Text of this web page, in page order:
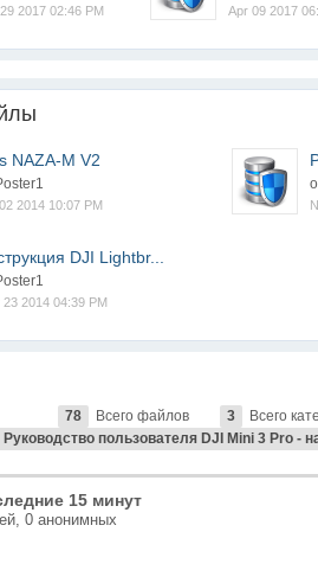
2017 02:46 PM Apr 09 2017
NAZA-M V2
2014 10:07 PM
DJI Lightbr...
23 2014 04:39 PM
78 Всего файлов 3
Всего
Руководство пользователя DJI Mini 3 Pro -
15 минут
0 анонимных